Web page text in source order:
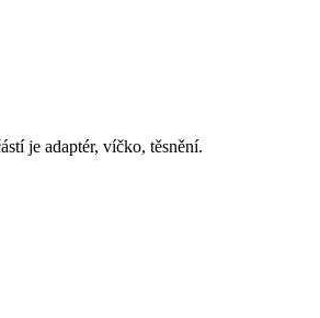
je adaptér, víčko, těsnění.